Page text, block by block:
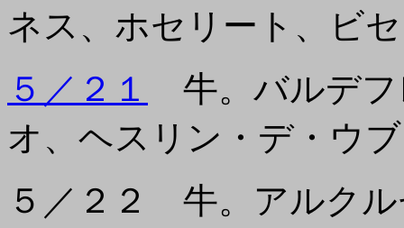
ネス、ホセリート、ビ
５／２１
牛。バルデ
オ、ヘスリン・デ・ウ
５／２２ 牛。アルク